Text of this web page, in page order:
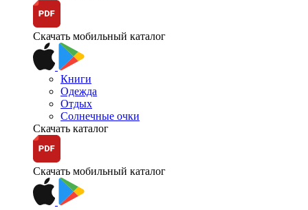
Скачать мобильный каталог
Книги
Одежда
Отдых
Солнечные очки
Скачать каталог
Скачать мобильный каталог